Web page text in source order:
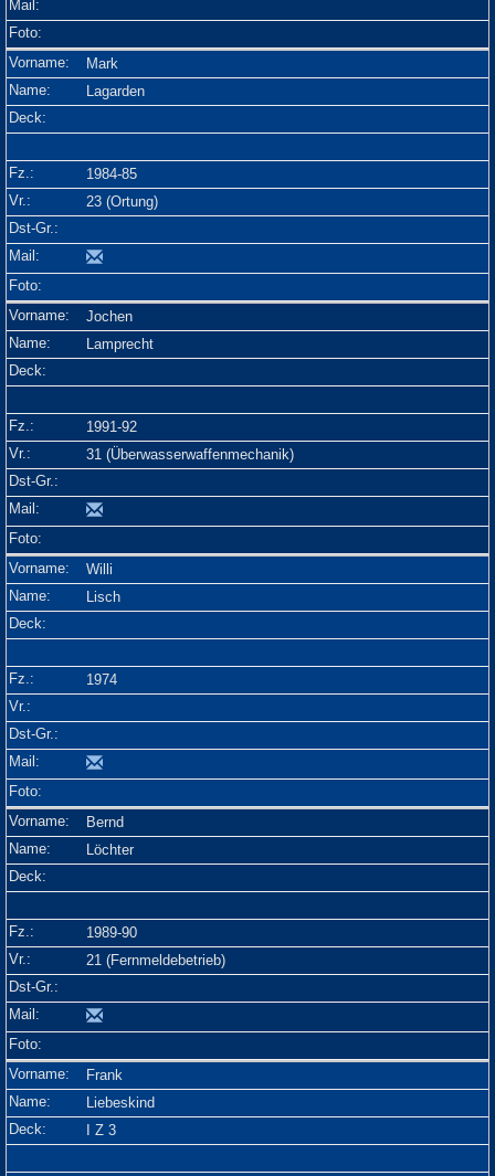
Mark
Lagarden
1984-85
23 (Ortung)
Jochen
Lamprecht
1991-92
31 (Überwasserwaffenmechanik)
Willi
Lisch
1974
Bernd
Löchter
1989-90
21 (Fernmeldebetrieb)
Frank
Liebeskind
I Z 3